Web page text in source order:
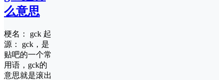
么意思
梗名： gck 起
源： gck，是
贴吧的一个常
用语，gck的
意思就是滚出